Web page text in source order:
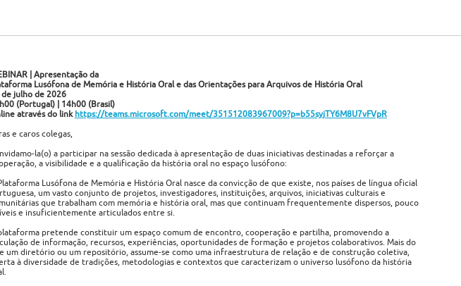
| Apresentação da
Lusófona de Memória e História Orale das Orientações para Arquivos de História Oral
de julho de 2026
(Portugal) | 14h00 (Brasil)
através do link https://teams.microsoft.com/meet/351512083967009?p=b55syjTY6M8U7vFVpR
e caros colegas,
la(o) a participar na sessão dedicada à apresentação de duas iniciativas destinadas a reforçar a
a visibilidade e a qualificação da história oral no espaço lusófono:
Lusófona de Memória e História Oral nasce da convicção de que existe, nos países de língua oficial
um vasto conjunto de projetos, investigadores, instituições, arquivos, iniciativas culturais e
que trabalham com memória e história oral, mas que continuam frequentemente dispersos, pouco
e insuficientemente articulados entre si.
pretende constituir um espaço comum de encontro, cooperação e partilha, promovendo a
de informação, recursos, experiências, oportunidades de formação e projetos colaborativos. Mais do
um diretório ou um repositório, assume-se como uma infraestrutura de relação e de construção coletiva,
à diversidade de tradições, metodologias e contextos que caracterizam o universo lusófono da história